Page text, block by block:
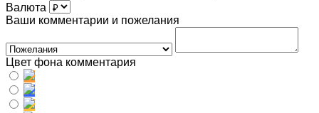
Валюта
Ваши комментарии и пожелания
Цвет фона комментария